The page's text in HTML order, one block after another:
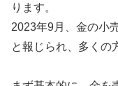
ります。
2023年9月、金の小
と報じられ、多くの